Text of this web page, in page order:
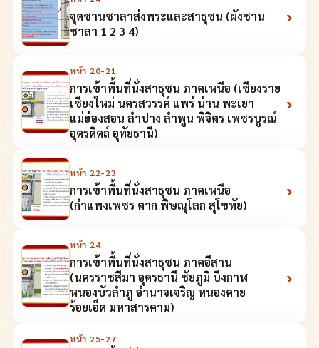
จุดชานชาลาส่งพระและสาธุชน (ผังชาน
ชาลา 1 2 3 4)
›
หน้า 20-21
การเข้าพื้นที่นั่งสาธุชน ภาคเหนือ (เชียงราย
เชียงใหม่ นครสวรรค์ แพร่ น่าน พะเยา
แม่ฮ่องสอน ลำปาง ลำพูน พิจิตร เพชรบูรณ์
อุตรดิตถ์ อุทัยธานี)
›
หน้า 22-23
การเข้าพื้นที่นั่งสาธุชน ภาคเหนือ
(กำแพงเพชร ตาก พิษณุโลก สุโขทัย)
›
หน้า 24
การเข้าพื้นที่นั่งสาธุชน ภาคอีสาน
(นครราชสีมา อุดรธานี ชัยภูมิ บึงกาฬ
หนองบัวลำภู อำนาจเจริญ หนองคาย
ร้อยเอ็ด มหาสารคาม)
›
หน้า 25-27